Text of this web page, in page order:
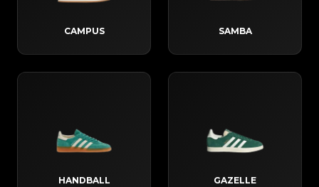
SAMBA
CAMPUS
GAZELLE
HANDBALL